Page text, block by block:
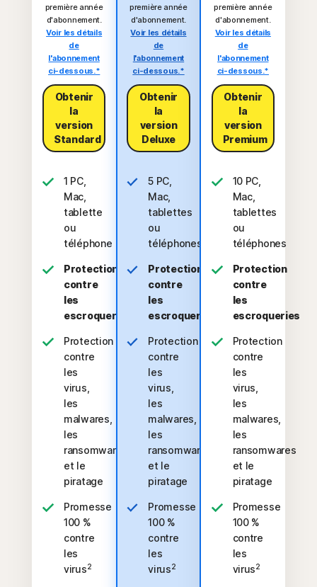
première année
d'abonnement.
Voir les détails
de
l'abonnement
ci-dessous.*
Obtenir
la
version
Standard
1 PC,
Mac,
tablette
ou
téléphone
Protection
contre
les
escroqueries
Protection
contre
les
virus,
les
malwares,
les
ransomwares
et le
piratage
Promesse
100 %
contre
les
virus2
première année
d'abonnement.
Voir les détails
de
l'abonnement
ci-dessous.*
Obtenir
la
version
Deluxe
5 PC,
Mac,
tablettes
ou
téléphones
Protection
contre
les
escroqueries
Protection
contre
les
virus,
les
malwares,
les
ransomwares
et le
piratage
Promesse
100 %
contre
les
virus2
première année
d'abonnement.
Voir les détails
de
l'abonnement
ci-dessous.*
Obtenir
la
version
Premium
10 PC,
Mac,
tablettes
ou
téléphones
Protection
contre
les
escroqueries
Protection
contre
les
virus,
les
malwares,
les
ransomwares
et le
piratage
Promesse
100 %
contre
les
virus2